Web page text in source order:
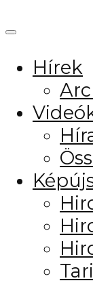
Hírek